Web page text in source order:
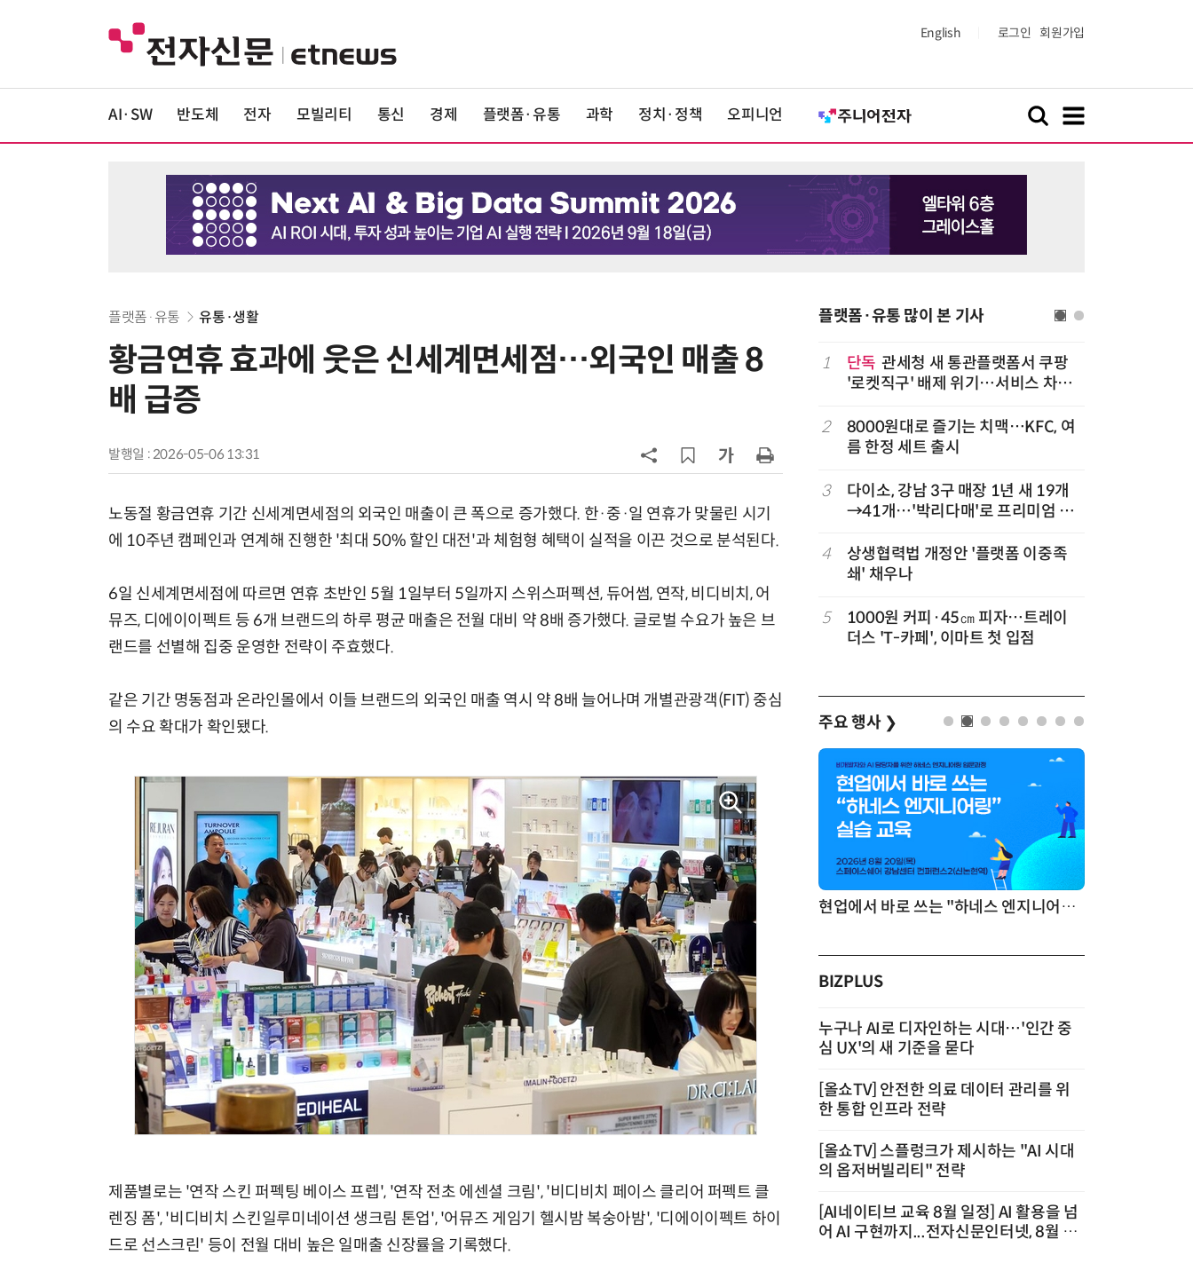
English 로그인 회원가입
AI·SW 반도체 전자 모빌리티 통신 경제 플랫폼·유통 과학 정치·정책 오피니언
플랫폼·유통 유통·생활
황금연휴 효과에 웃은 신세계면세점…외국인 매출 8
배 급증
발행일 : 2026-05-06 13:31
노동절 황금연휴 기간 신세계면세점의 외국인 매출이 큰 폭으로 증가했다. 한·중·일 연휴가 맞물린 시기
에 10주년 캠페인과 연계해 진행한 '최대 50% 할인 대전'과 체험형 혜택이 실적을 이끈 것으로 분석된다.
6일 신세계면세점에 따르면 연휴 초반인 5월 1일부터 5일까지 스위스퍼펙션, 듀어썸, 연작, 비디비치, 어
뮤즈, 디에이이펙트 등 6개 브랜드의 하루 평균 매출은 전월 대비 약 8배 증가했다. 글로벌 수요가 높은 브
랜드를 선별해 집중 운영한 전략이 주효했다.
같은 기간 명동점과 온라인몰에서 이들 브랜드의 외국인 매출 역시 약 8배 늘어나며 개별관광객(FIT) 중심
의 수요 확대가 확인됐다.
제품별로는 '연작 스킨 퍼펙팅 베이스 프렙', '연작 전초 에센셜 크림', '비디비치 페이스 클리어 퍼펙트 클
렌징 폼', '비디비치 스킨일루미네이션 생크림 톤업', '어뮤즈 게임기 헬시밤 복숭아밤', '디에이이펙트 하이
드로 선스크린' 등이 전월 대비 높은 일매출 신장률을 기록했다.
플랫폼·유통 많이 본 기사
6
“찰떡같이 알아듣네”…카카오, '카나
박…2년치 이익 넘어서
는다
세븐일레븐, 해외 지역 명물 라면 판
10 “쿠팡 7월 추정 결제액 10.9% 감소”
1 단독 관세청 새 통관플랫폼서 쿠팡
'로켓직구' 배제 위기…서비스 차질
2
8000원대로 즐기는 치맥…KFC, 여
름 한정 세트 출시
3
다이소, 강남 3구 매장 1년 새 19개
→41개…'박리다매'로 프리미엄 상
4
상생협력법 개정안 '플랫폼 이중족
쇄' 채우나
5
1000원 커피·45㎝ 피자…트레이
더스 'T-카페', 이마트 첫 입점
주요 행사 ❯
양자컴퓨팅 비즈니스·기술 입문 1-Day 워크샵 - 큐비트·양자 알고리듬·Qiskit 실습으로 이해하는 차세대 현업에서 바로 쓰는 "하네스 엔지니어링" 실습 교육
BIZPLUS
누구나 AI로 디자인하는 시대…'인간 중
심 UX'의 새 기준을 묻다
[올쇼TV] 안전한 의료 데이터 관리를 위
한 통합 인프라 전략
[올쇼TV] 스플렁크가 제시하는 "AI 시대
의 옵저버빌리티" 전략
[AI네이티브 교육 8월 일정] AI 활용을 넘
어 AI 구현까지...전자신문인터넷, 8월 실